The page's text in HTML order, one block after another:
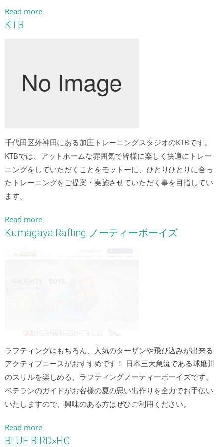
Read more
KTB
千代田区外神田にある加圧トレーニングスタジオのKTBです。
KTBでは、アットホームな雰囲気で皆様に楽しく快適にトレー
ニングをしていただくことをモットーに、ひとりひとりに合っ
たトレーニングをご提案・実施させていただく事を目指してい
ます。
Read more
Kumagaya Rafting ノーティーボーイズ
ラフティングはもちろん、人気のターザンや飛び込みが出来る
アクティブコースがおすすめです！ 日本三大急流である球磨川
のスリルを楽しめる、ラフティングノーティーボーイズです。
ベテランのガイドがお客様の夏の思い出作りを全力でお手伝い
いたしますので、興味のある方はぜひご利用ください。
Read more
BLUE BIRD×HG